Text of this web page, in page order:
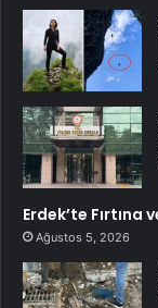
Erdek’te Fırtına
Ağustos 5, 2026